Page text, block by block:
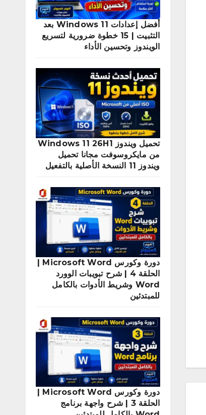
أفضل إعدادات Windows 11 بعد
التثبيت | 15 خطوة ضرورية لتسريع
الويندوز وتحسين الأداء
تحميل ويندوز Windows 11 26H1
من مايكروسوفت مجانا تحميل
ويندوز 11 النسخة الأصلية بالتفعيل
دورة وكورس Microsoft Word |
الحلقة 4 | شرح تبويبات الوورد
Word وشريط الأدوات بالكامل
للمبتدئين
الحلقة 3 | شرح واجهة برنامج